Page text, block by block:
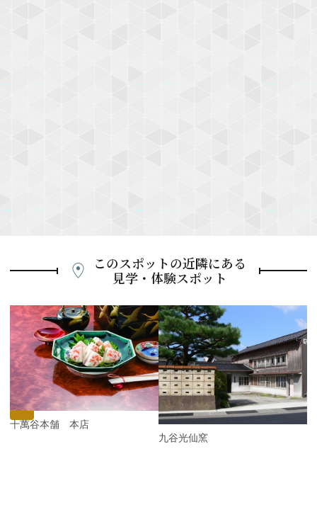
このスポットの近隣にある
見学・体験スポット
P
r
e
v
i
o
u
s
四十萬谷本舗 本店
九谷光仙窯
N
e
x
t